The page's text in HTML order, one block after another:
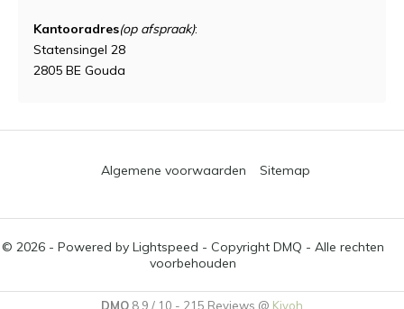
Kantooradres(op afspraak):
Statensingel 28
2805 BE Gouda
© 2026 - Powered by Lightspeed - Copyright DMQ - Alle rechten
voorbehouden
Algemene voorwaarden Sitemap
DMQ 8.9 / 10 - 215 Reviews @ Kiyoh